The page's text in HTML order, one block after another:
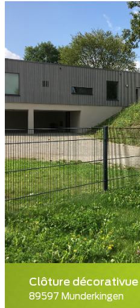
Clôture décorativue
89597 Munderkingen